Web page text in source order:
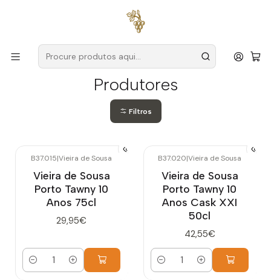
para encomendas a partir de
Produtores
Produtores
Filtros
B37.015|Vieira de Sousa
Vieira de Sousa
Porto Tawny 10
Anos 75cl
29,95€
Quantidade
B37.020|Vieira de Sousa
Vieira de Sousa
Porto Tawny 10
Anos Cask XXI
50cl
42,55€
Quantidade